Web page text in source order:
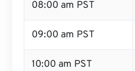
08:00 am PST
09:00 am PST
10:00 am PST